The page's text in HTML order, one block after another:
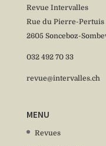
Revue Intervalles
Rue du Pierre-Pertuis
2605 Sonceboz-
032 492 70 33
revue@intervalles.ch
MENU
Revues